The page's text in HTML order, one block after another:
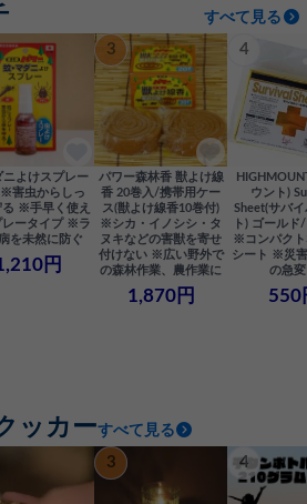
すべて見る
ニよけスプレー
害虫からしっ
る ※手早く使え
レータイプ ※ラ
を未然に防ぐ
円
3
パワー森林香 獣よけ線
香 20巻入/携帯用ケー
ス(獣よけ線香10巻付)
※シカ・イノシシ・タ
ヌキなどの害獣を寄せ
付けない ※広い野外で
の森林作業、農作業に
1,870円
4
ウント)
Sheet(サバ
ト) ゴールド
※コンパクト
シート ※災
の急
550
ッカーすべて見る
3 4